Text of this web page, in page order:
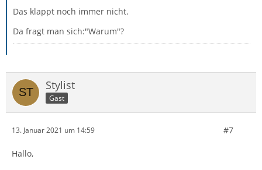
Das klappt noch immer nicht.
Da fragt man sich:"Warum"?
Stylist
Gast
13. Januar 2021 um 14:59 #7
Hallo,